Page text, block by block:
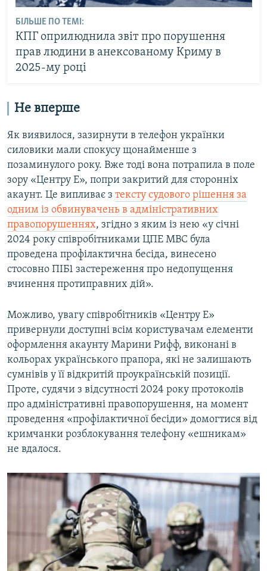
БІЛЬШЕ ПО ТЕМІ:
КПГ оприлюднила звіт про порушення
прав людини в анексованому Криму в
2025-му році
Не вперше
Як виявилося, зазирнути в телефон українки
силовики мали спокусу щонайменше з
позаминулого року. Вже тоді вона потрапила в поле
зору «Центру Е», попри закритий для сторонніх
акаунт. Це випливає з тексту судового рішення за
одним із обвинувачень в адміністративних
правопорушеннях, згідно з яким із нею «у січні
2024 року співробітниками ЦПЕ МВС була
проведена профілактична бесіда, винесено
стосовно ПІБ1 застереження про недопущення
вчинення протиправних дій».
Можливо, увагу співробітників «Центру Е»
привернули доступні всім користувачам елементи
оформлення акаунту Марини Рифф, виконані в
кольорах українського прапора, які не залишають
сумнівів у її відкритій проукраїнській позиції.
Проте, судячи з відсутності 2024 року протоколів
про адміністративні правопорушення, на момент
проведення «профілактичної бесіди» домогтися від
кримчанки розблокування телефону «ешникам»
не вдалося.